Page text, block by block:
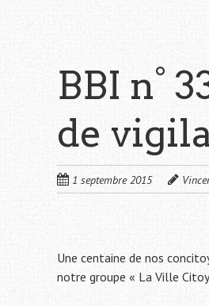
BBI n°
de
1 septembre 2015
Une centaine de nos
notre groupe « La Ville